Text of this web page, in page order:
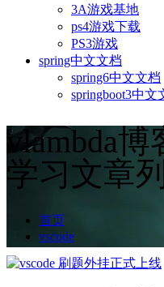
3A游戏基地
ps4游戏下载
PS3游戏
spring中文文档
spring6中文文档
springboot3中文
vlambda博
学习文章
首页
vscode